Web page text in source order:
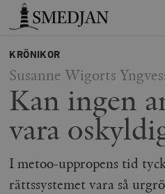
Timbro
KRÖNIKOR
Susanne Wigorts
Kan ingen
vara
I metoo-uppropens tid
rättssystemet vara så